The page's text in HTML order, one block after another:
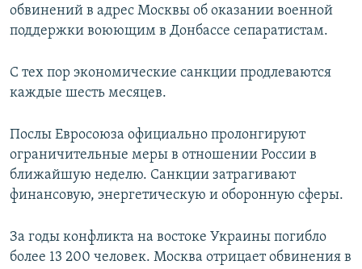
обвинений в адрес Москвы об оказании военной
поддержки воюющим в Донбассе сепаратистам.
С тех пор экономические санкции продлеваются
каждые шесть месяцев.
Послы Евросоюза официально пролонгируют
ограничительные меры в отношении России в
ближайшую неделю. Санкции затрагивают
финансовую, энергетическую и оборонную сферы.
За годы конфликта на востоке Украины погибло
более 13 200 человек. Москва отрицает обвинения в